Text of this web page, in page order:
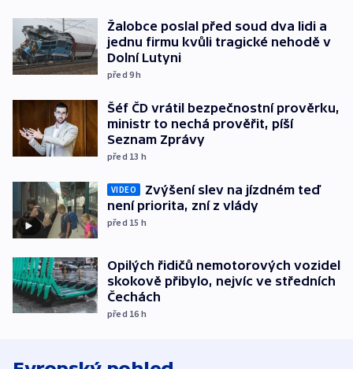
Žalobce poslal před soud dva lidi a
jednu firmu kvůli tragické nehodě v
Dolní Lutyni
před 9h
Šéf ČD vrátil bezpečnostní prověrku,
ministr to nechá prověřit, píší
Seznam Zprávy
před 13 h
VIDEO
Zvýšení slev na jízdném teď
není priorita, zní z vlády
před 15 h
Opilých řidičů nemotorových vozidel
skokově přibylo, nejvíc ve středních
Čechách
před 16 h